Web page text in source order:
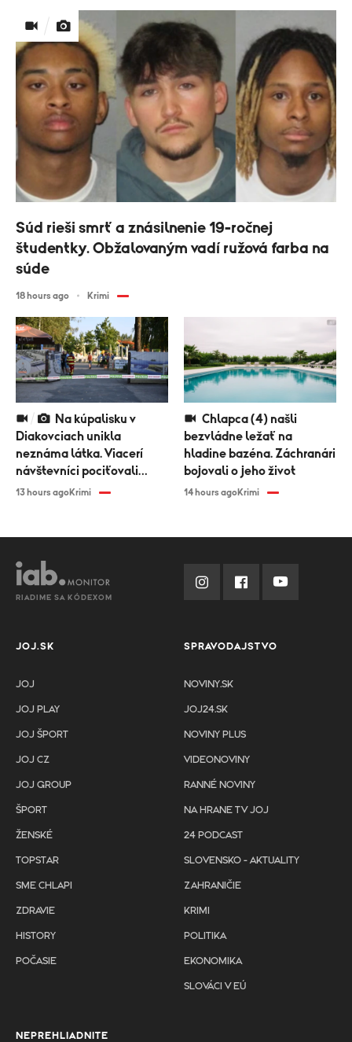
Diakovciach unikla
neznáma látka. Viacerí
návštevníci pociťovali
zdravotné problémy
13 hours agoKrimi
bezvládne ležať na
hladine bazéna. Záchranári
bojovali o jeho život
14 hours agoKrimi
Súd rieši smrť a znásilnenie 19-ročnej
študentky. Obžalovaným vadí ružová farba na
súde
18 hours ago Krimi
RIADIME SA KÓDEXOM
JOJ.SK
JOJ
JOJ PLAY
JOJ ŠPORT
JOJ CZ
JOJ GROUP
ŠPORT
ŽENSKÉ
TOPSTAR
SME CHLAPI
ZDRAVIE
HISTORY
POČASIE
SPRAVODAJSTVO
NOVINY.SK
JOJ24.SK
NOVINY PLUS
VIDEONOVINY
RANNÉ NOVINY
NA HRANE TV JOJ
24 PODCAST
SLOVENSKO - AKTUALITY
ZAHRANIČIE
KRIMI
POLITIKA
EKONOMIKA
SLOVÁCI V EÚ
NEPREHLIADNITE